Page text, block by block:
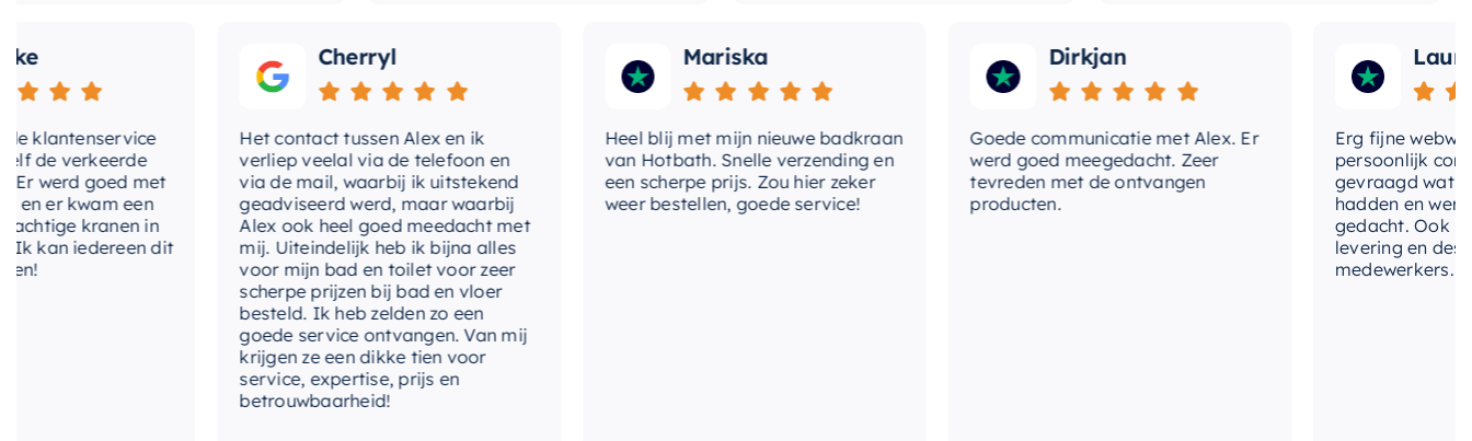
verkeerde
goed met
kwam een
kranen in
iedereen dit
Cherryl
Het contact tussen Alex en ik
verliep veelal via de telefoon en
via de mail, waarbij ik uitstekend
geadviseerd werd, maar waarbij
Alex ook heel goed meedacht met
mij. Uiteindelijk heb ik bijna alles
voor mijn bad en toilet voor zeer
scherpe prijzen bij bad en vloer
besteld. Ik heb zelden zo een
goede service ontvangen. Van mij
krijgen ze een dikke tien voor
service, expertise, prijs en
betrouwbaarheid!
Mariska
Heel blij met mijn nieuwe badkraan
van Hotbath. Snelle verzending en
een scherpe prijs. Zou hier zeker
weer bestellen, goede service!
Dirkjan
Goede communicatie met Alex. Er
werd goed meegedacht. Zeer
tevreden met de ontvangen
producten.
Laura
Erg fijne webwinkel,
persoonlijk contact
gevraagd wat we
hadden en werd
gedacht. Ook in de
levering en
medewerkers. Wij